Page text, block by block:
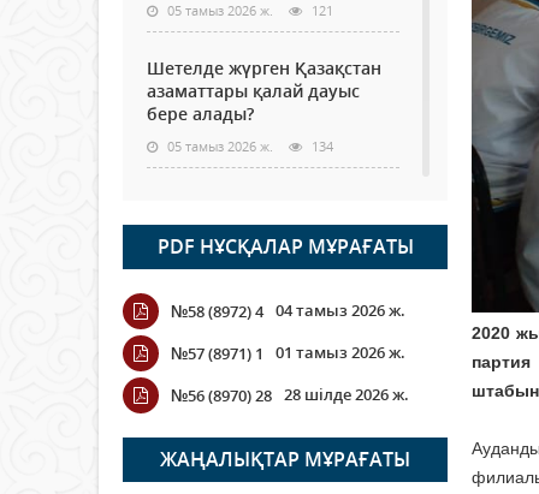
05 тамыз 2026 ж. 121
Шетелде жүрген Қазақстан
азаматтары қалай дауыс
бере алады?
05 тамыз 2026 ж. 134
баға әр түрлі болған
жағдайда
ҮКІМЕТТІК ЕМЕС ҰЙЫМДАРҒА
АРНАЛҒАН СЫЙЛЫҚАҚЫ
КОНКУРСЫНА ӨТІНІМ
ҚАБЫЛДАУ БАСТАЛДЫ
04 тамыз 2026 ж. 111
PDF НҰСҚАЛАР МҰРАҒАТЫ
№58 (8972) 4 04 тамыз 2026 ж.
№57 (8971) 1
01 тамыз 2026 ж.
№56 (8970) 28 28 шілде 2026 ж.
ЖАҢАЛЫҚТАР МҰРАҒАТЫ
2020